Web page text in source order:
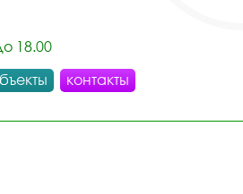
18.00
контакты